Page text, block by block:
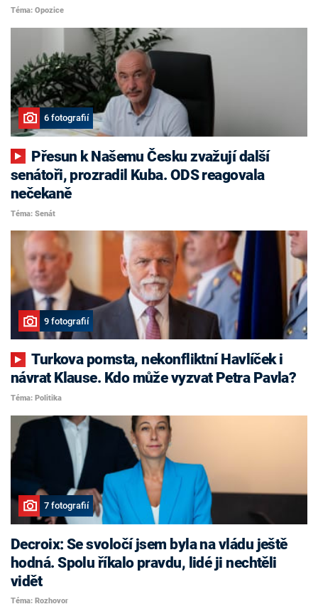
Téma: Opozice
6 fotografií
senátoři, prozradil Kuba. ODS reagovala
nečekaně
Téma: Senát
9 fotografií
Turkova pomsta, nekonfliktní Havlíček i
návrat Klause. Kdo může vyzvat Petra Pavla?
Téma: Politika
7 fotografií
Decroix: Se svoločí jsem byla na vládu ještě
hodná. Spolu říkalo pravdu, lidé ji nechtěli
vidět
Téma: Rozhovor